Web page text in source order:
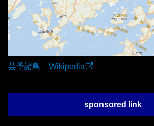
芸予諸島 – Wikipedia
sponsored link